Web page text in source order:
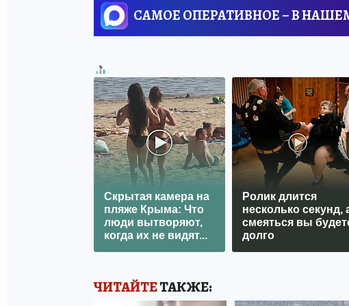
САМОЕ ОПЕРАТИВНОЕ – В
Скрытая камера на
пляже Крыма: Что
люди вытворяют,
когда их не видят...
Ролик длится
несколько секунд,
смеяться вы
долго
ЧИТАЙТЕТАКЖЕ: